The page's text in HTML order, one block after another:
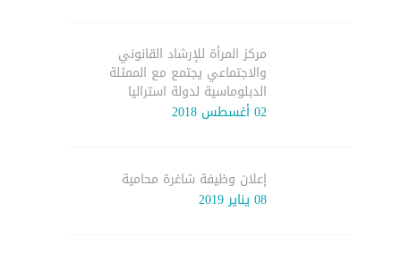
مركز المرأة للإرشاد القانوني
والاجتماعي يجتمع مع الممثلة
الدبلوماسية لدولة استراليا
02 أغسطس 2018
إعلان وظيفة شاغرة محامية
08 يناير 2019